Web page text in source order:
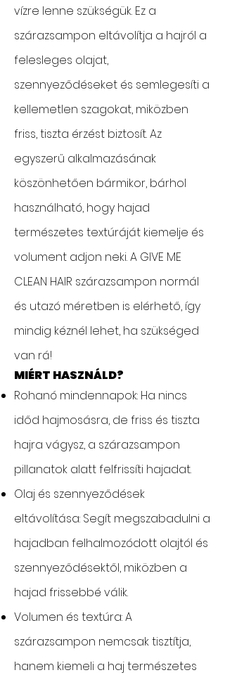
vízre lenne szükségük. Ez a
szárazsampon eltávolítja a hajról a
felesleges olajat,
szennyeződéseket és semlegesíti a
kellemetlen szagokat, miközben
friss, tiszta érzést biztosít. Az
egyszerű alkalmazásának
köszönhetően bármikor, bárhol
használható, hogy hajad
természetes textúráját kiemelje és
volument adjon neki. A GIVE ME
CLEAN HAIR szárazsampon normál
és utazó méretben is elérhető, így
mindig kéznél lehet, ha szükséged
van rá!
MIÉRT HASZNÁLD?
Rohanó mindennapok: Ha nincs
időd hajmosásra, de friss és tiszta
hajra vágysz, a szárazsampon
pillanatok alatt felfrissíti hajadat.
Olaj és szennyeződések
eltávolítása: Segít megszabadulni a
hajadban felhalmozódott olajtól és
szennyeződésektől, miközben a
hajad frissebbé válik.
Volumen és textúra: A
szárazsampon nemcsak tisztítja,
hanem kiemeli a haj természetes